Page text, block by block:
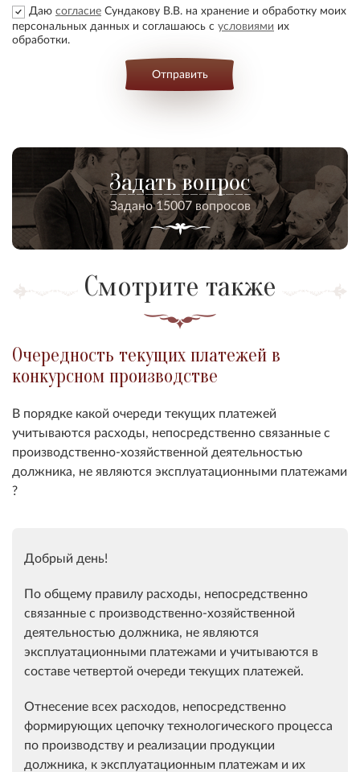
Даю согласие Сундакову В.В. на хранение и обработку моих
персональных данных и соглашаюсь с условиями их
обработки.
Отправить
Задать вопрос
Задано 15007 вопросов
Смотрите также
Очередность текущих платежей в
конкурсном производстве
В порядке какой очереди текущих платежей
учитываются расходы, непосредственно связанные с
производственно-хозяйственной деятельностью
должника, не являются эксплуатационными платежами
?
Добрый день!
По общему правилу расходы, непосредственно
связанные с производственно-хозяйственной
деятельностью должника, не являются
эксплуатационными платежами и учитываются в
составе четвертой очереди текущих платежей.
Отнесение всех расходов, непосредственно
формирующих цепочку технологического процесса
по производству и реализации продукции
должника, к эксплуатационным платежам и их